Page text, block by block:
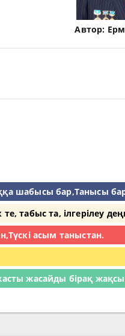
Автор:
шабысы бар,Танысы
табыс та, ілгерілеу
асым таныстан.
жасайды бірақ